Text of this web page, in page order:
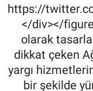
https://
</div></
olarak
dikkat çeken
yargı
bir şekilde